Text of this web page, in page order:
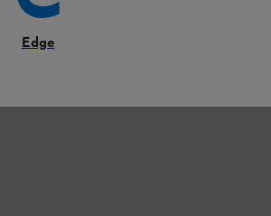
Edge